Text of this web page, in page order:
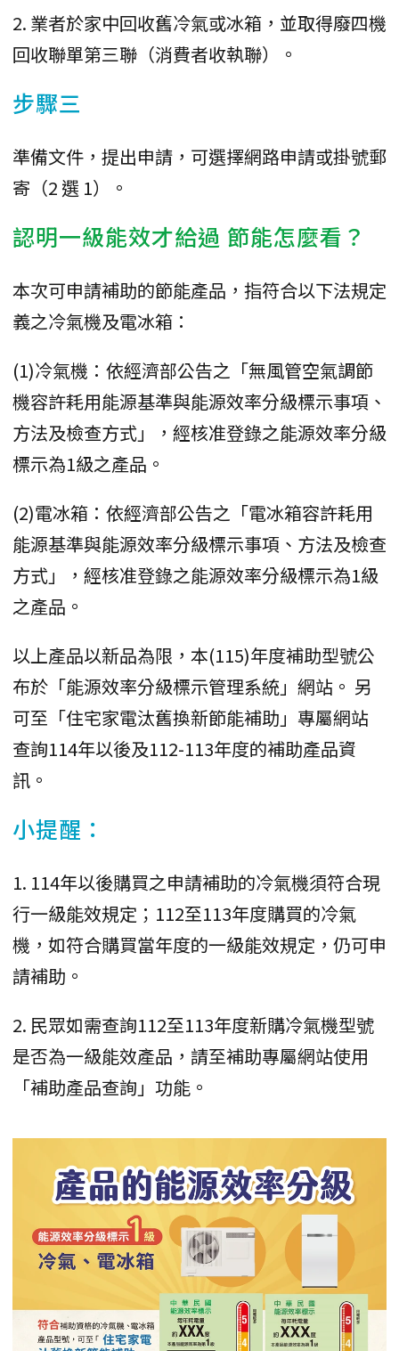
2. 業者於家中回收舊冷氣或冰箱，並取得廢四機
回收聯單第三聯（消費者收執聯）。
步驟三
準備文件，提出申請，可選擇網路申請或掛號郵
寄（2 選 1）。
認明一級能效才給過 節能怎麼看？
本次可申請補助的節能產品，指符合以下法規定
義之冷氣機及電冰箱：
(1)冷氣機：依經濟部公告之「無風管空氣調節
機容許耗用能源基準與能源效率分級標示事項、
方法及檢查方式」，經核准登錄之能源效率分級
標示為1級之產品。
(2)電冰箱：依經濟部公告之「電冰箱容許耗用
能源基準與能源效率分級標示事項、方法及檢查
方式」，經核准登錄之能源效率分級標示為1級
之產品。
以上產品以新品為限，本(115)年度補助型號公
布於「能源效率分級標示管理系統」網站。 另
可至「住宅家電汰舊換新節能補助」專屬網站
查詢114年以後及112-113年度的補助產品資
訊。
小提醒：
1. 114年以後購買之申請補助的冷氣機須符合現
行一級能效規定；112至113年度購買的冷氣
機，如符合購買當年度的一級能效規定，仍可申
請補助。
2. 民眾如需查詢112至113年度新購冷氣機型號
是否為一級能效產品，請至補助專屬網站使用
「補助產品查詢」功能。